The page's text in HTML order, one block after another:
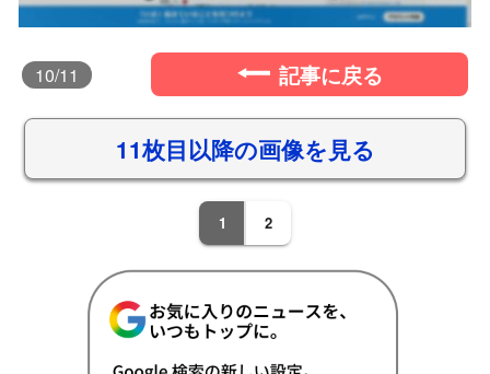
10/11 記事に戻る
11枚目以降の画像を見る
1 2